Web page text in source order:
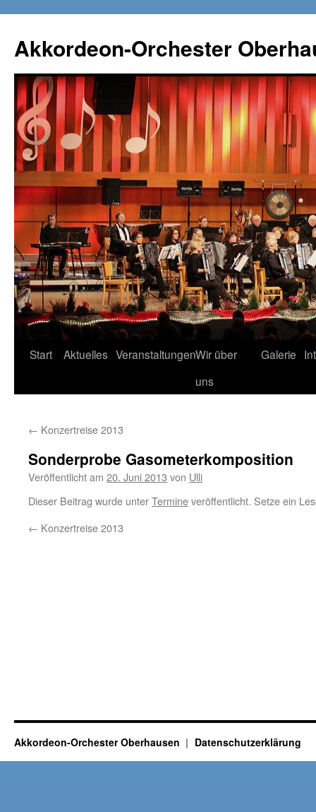
springen
Akkordeon-Orchester
Start Aktuelles VeranstaltungenWir über
uns
Galerie
← Konzertreise 2013
Sonderprobe Gasometerkomposition
Veröffentlicht am 20. Juni 2013 von Ulli
Dieser Beitrag wurde unterTermineveröffentlicht. Setze ein
← Konzertreise 2013
Akkordeon-Orchester Oberhausen Datenschutzerklärung